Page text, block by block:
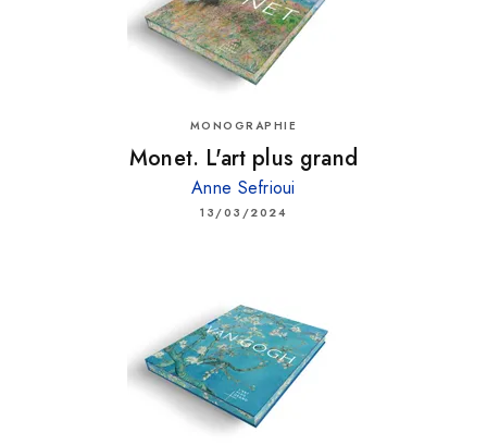
MONOGRAPHIE
Monet. L'art plus grand
Anne Sefrioui
13/03/2024